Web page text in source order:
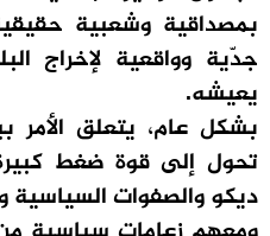
بمصداقية وشعبية
جدّية وواقعية لإخراج
يعيشه.
بشكل عام، يتعلق الأمر
تحول إلى قوة ضغط كبيرة
ديكو والصفوات السياسية